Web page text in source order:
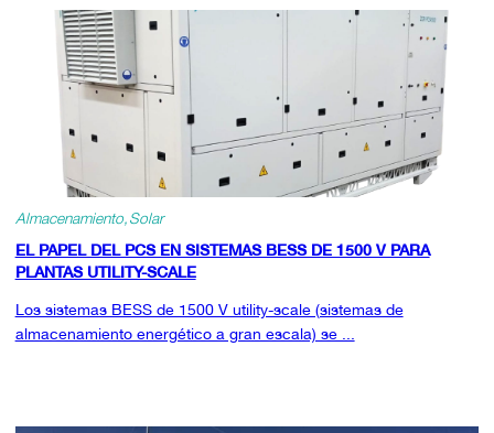
Almacenamiento Solar
EL PAPEL DEL PCS EN SISTEMAS BESS DE 1500 V PARA
PLANTAS UTILITY-SCALE
Los sistemas BESS de 1500 V utility-scale (sistemas de
almacenamiento energético a gran escala) se ...